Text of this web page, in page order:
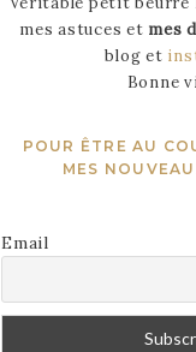
mes astuces et mes
blog et
Bonne
POUR ÊTRE AU
MES
Email